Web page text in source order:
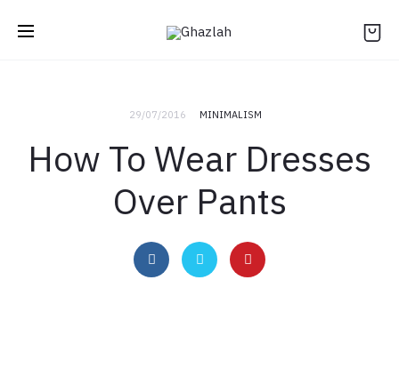
29/07/2016 MINIMALISM
How To Wear Dresses
Over Pants